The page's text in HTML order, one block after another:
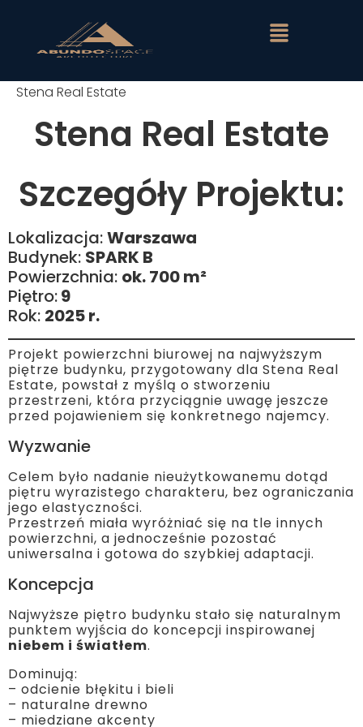
Stena Real Estate
Stena Real Estate
Szczegóły Projektu:
Lokalizacja:Warszawa
Budynek: SPARK B
Powierzchnia: ok. 700 m²
Piętro:9
Rok: 2025 r.
Projekt powierzchni biurowej na najwyższym
piętrze budynku, przygotowany dla Stena Real
Estate, powstał z myślą o stworzeniu
przestrzeni, która przyciągnie uwagę jeszcze
przed pojawieniem się konkretnego najemcy.
Wyzwanie
Celem było nadanie nieużytkowanemu dotąd
piętru wyrazistego charakteru, bez ograniczania
jego elastyczności.
Przestrzeń miała wyróżniać się na tle innych
powierzchni, a jednocześnie pozostać
uniwersalna i gotowa do szybkiej adaptacji.
Koncepcja
Najwyższe piętro budynku stało się naturalnym
punktem wyjścia do koncepcji inspirowanej
niebem i światłem.
Dominują:
– odcienie błękitu i bieli
– naturalne drewno
– miedziane akcenty